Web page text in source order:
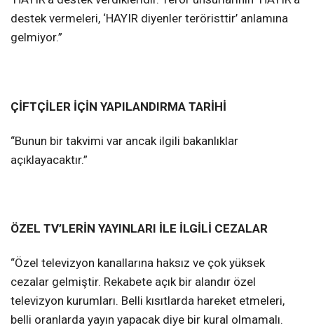
destek vermeleri, ‘HAYIR diyenler teröristtir’ anlamına
gelmiyor.”
ÇİFTÇİLER İÇİN YAPILANDIRMA TARİHİ
“Bunun bir takvimi var ancak ilgili bakanlıklar
açıklayacaktır.”
ÖZEL TV’LERİN YAYINLARI İLE İLGİLİ CEZALAR
“Özel televizyon kanallarına haksız ve çok yüksek
cezalar gelmiştir. Rekabete açık bir alandır özel
televizyon kurumları. Belli kısıtlarda hareket etmeleri,
belli oranlarda yayın yapacak diye bir kural olmamalı.